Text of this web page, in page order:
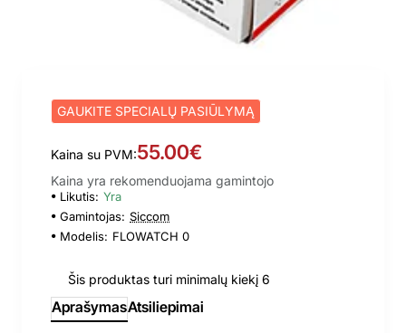
GAUKITE SPECIALŲ PASIŪLYMĄ
Kaina su PVM:55.00€
Kaina yra rekomenduojama gamintojo
Likutis: Yra
Gamintojas: Siccom
Modelis: FLOWATCH 0
Šis produktas turi minimalų kiekį 6
AprašymasAtsiliepimai